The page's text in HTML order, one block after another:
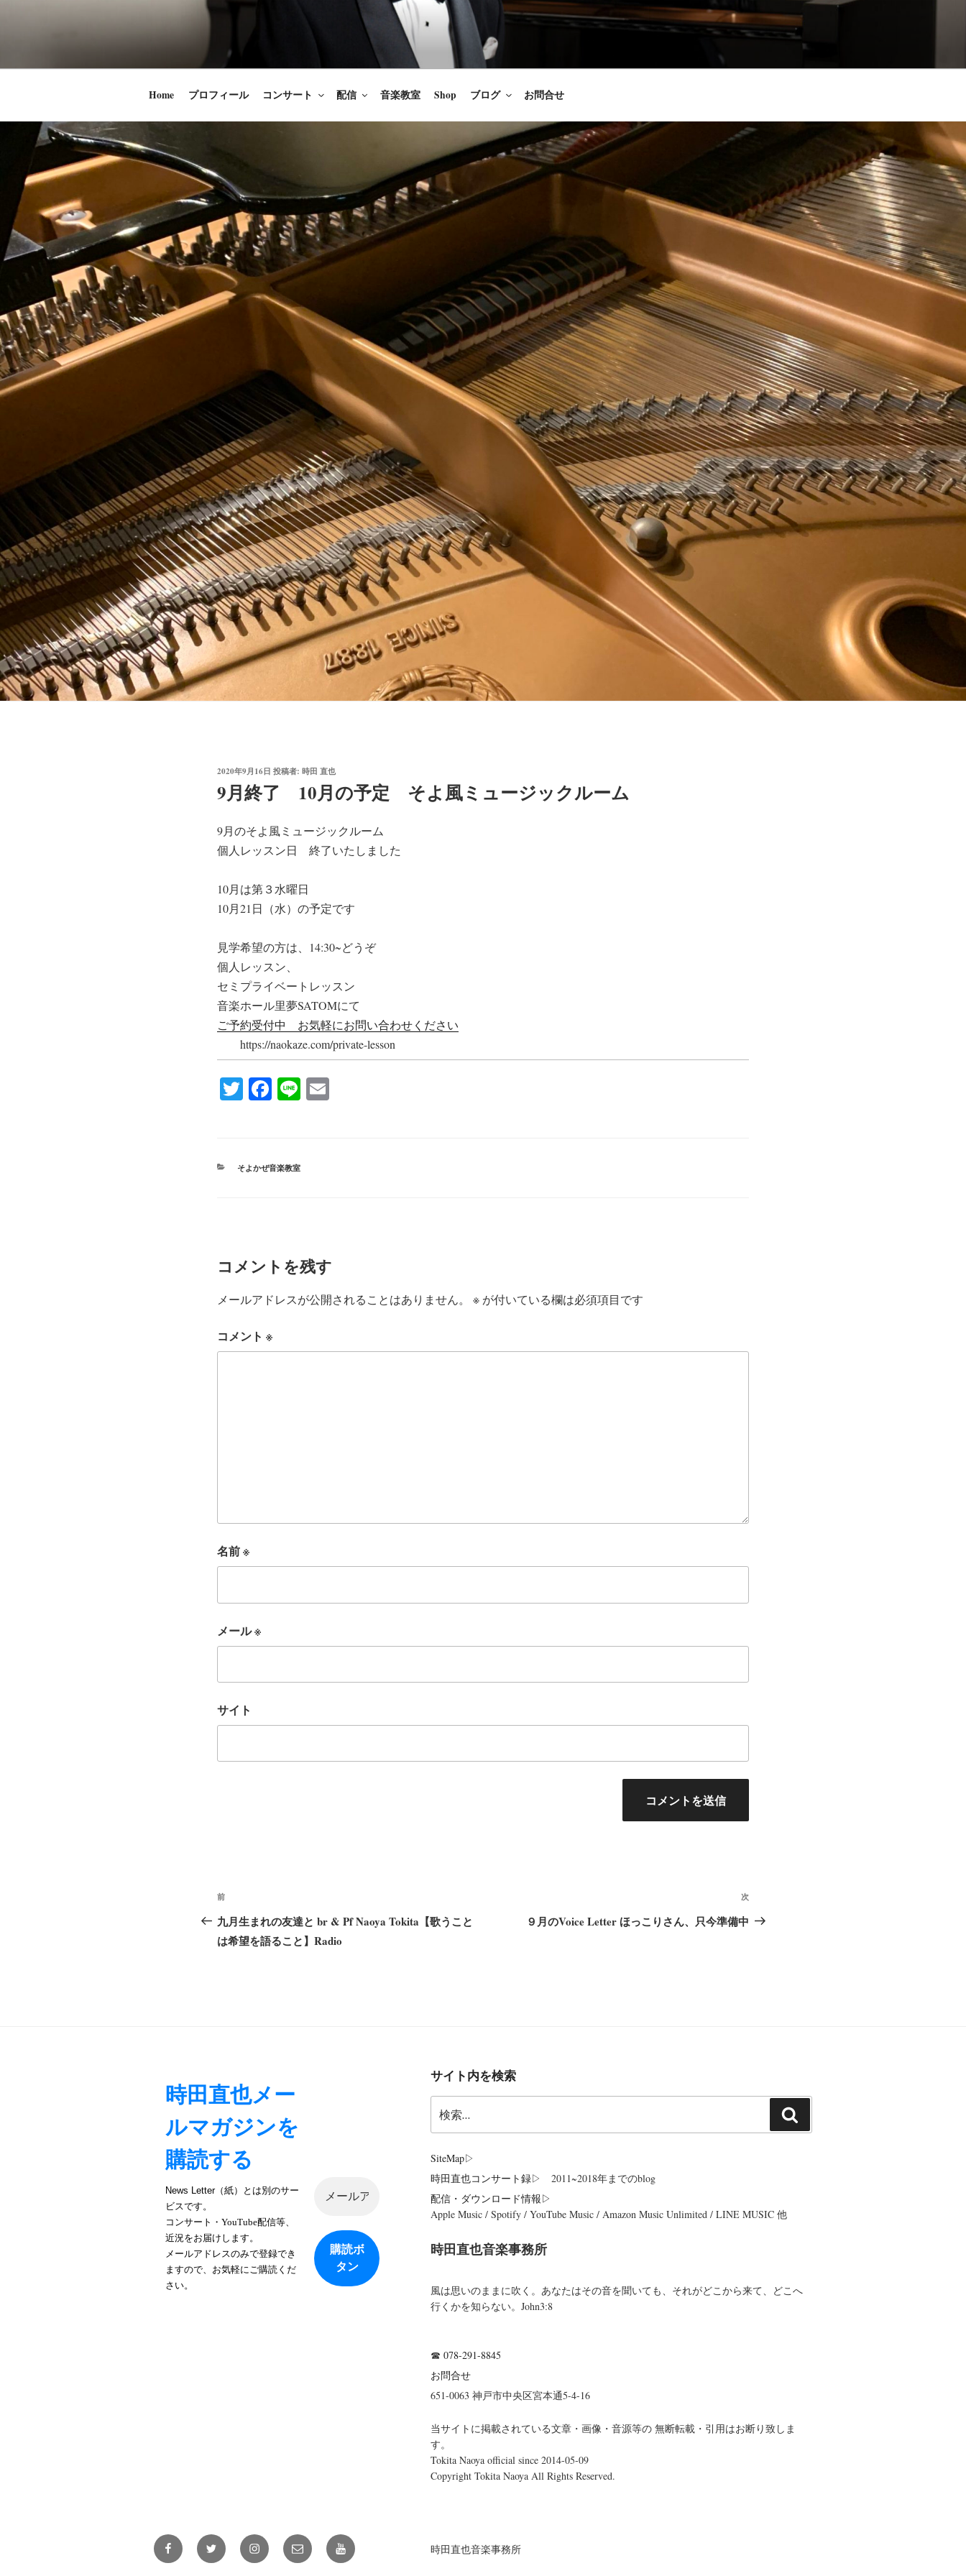
ン
ス
時田直也 声楽家/BARITONE
歌うことは希望を語ること、生きることは喜びも悲しみもわかちあ
うことかけがえのないあなたに「いのちの歌」をお届けします。
Home プロフィール コンサート 配信 音楽教室 Shop ブログ お問合せ
投
日:
2020年9月16日 投稿者: 時田 直也
9月終了 10月の予定 そよ風ミュージックルーム
9月のそよ風ミュージックルーム
個人レッスン日 終了いたしました
10月は第３水曜日
10月21日（水）の予定です
見学希望の方は、14:30~どうぞ
個人レッスン、
セミプライベートレッスン
音楽ホール里夢SATOMにて
ご予約受付中 お気軽にお問い合わせください
https://naokaze.com/private-lesson
T
r
Fa
ok
Li
カ
そよかぜ音楽教室
コメントを残す
メールアドレスが公開されることはありません。 ※ が付いている欄は必須項目です
コメント ※
名前※
メール※
サイト
投
稿
ナ
ン
前
の
投
前
九月生まれの友達と br & Pf Naoya Tokita【歌うこと
は希望を語ること】Radio
の
次
９月のVoice Letter ほっこりさん、只今準備中
時田直也メー
ルマガジンを
購読する
News Letter（紙）とは別のサー
ビスです。
コンサート・YouTube配信等、
近況をお届けします。
メールアドレスのみで登録でき
ますので、お気軽にご購読くだ
さい。
サイト内を検索
索:
索
SiteMap▷
時田直也コンサート録▷ 2011~2018年までのblog
配信・ダウンロード情報▷
Apple Music / Spotify / YouTube Music / Amazon Music Unlimited / LINE MUSIC 他
時田直也音楽事務所
風は思いのままに吹く。あなたはその音を聞いても、それがどこから来て、どこへ
行くかを知らない。John3:8
☎ 078-291-8845
お問合せ
651-0063 神戸市中央区宮本通5-4-16
当サイトに掲載されている文章・画像・音源等の 無断転載・引用はお断り致しま
す。
Tokita Naoya official since 2014-05-09
Copyright Tokita Naoya All Rights Reserved.
Facebook Twitter Instagramメ
ー
YouTube 時田直也音楽事務所